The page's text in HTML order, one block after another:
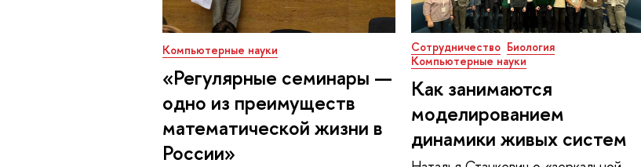
Компьютерные науки
«Регулярные семинары —
одно из преимуществ
математической жизни в
России»
Сотрудничество Биология
Компьютерные науки
Как занимаются
моделированием
динамики живых систем